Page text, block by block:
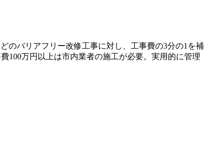
のバリアフリー改修工事に対し、工事費の3分の1を補
100万円以上は市内業者の施工が必要。実用的に管理